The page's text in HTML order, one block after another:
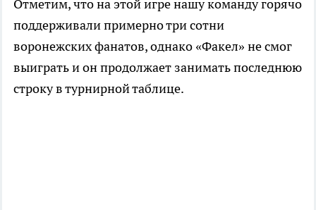
Отметим, что на этой игре нашу команду горячо
поддерживали примерно три сотни
воронежских фанатов, однако «Факел» не смог
выиграть и он продолжает занимать последнюю
строку в турнирной таблице.